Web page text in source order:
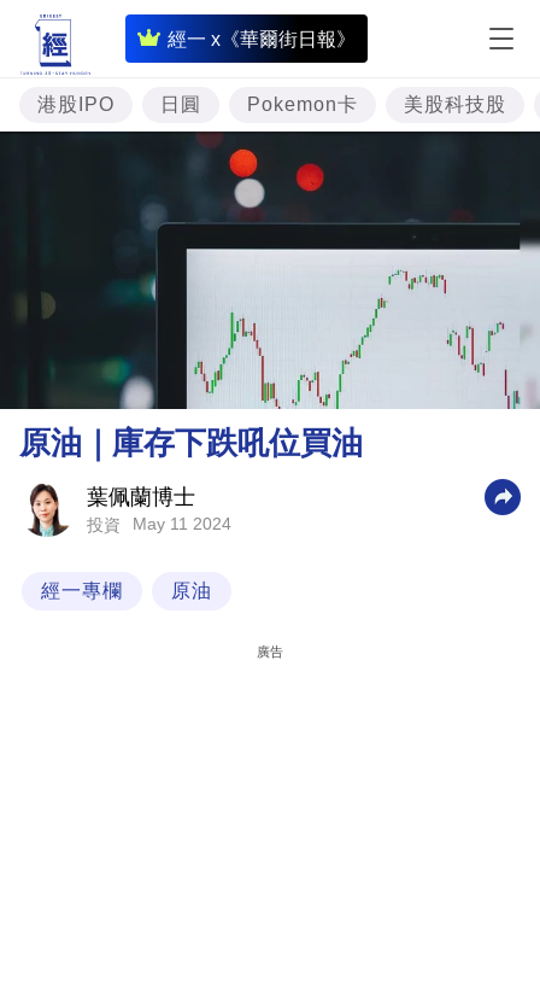
經一 x《華爾街日報》
即
時
財
經
題
資
理
財
商
業
港股IPO 日圓 Pokemon卡 美股科技股
原油｜庫存下跌吼位買油
葉佩蘭博士
投資 May 11 2024
經一專欄 原油
廣告